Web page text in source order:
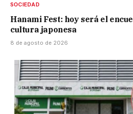
SOCIEDAD
Hanami Fest: hoy será el
cultura japonesa
8 de agosto de 2026